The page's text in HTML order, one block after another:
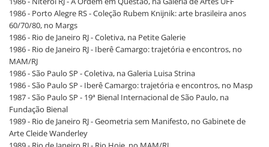
1986 - Porto Alegre RS - Coleção Rubem Knijnik: arte brasileira anos
60/70/80, no Margs
1986 - Rio de Janeiro RJ - Coletiva, na Petite Galerie
1986 - Rio de Janeiro RJ - Iberê Camargo: trajetória e encontros, no
MAM/RJ
1986 - São Paulo SP - Coletiva, na Galeria Luisa Strina
1986 - São Paulo SP - Iberê Camargo: trajetória e encontros, no Masp
1987 - São Paulo SP - 19ª Bienal Internacional de São Paulo, na
Fundação Bienal
1989 - Rio de Janeiro RJ - Geometria sem Manifesto, no Gabinete de
Arte Cleide Wanderley